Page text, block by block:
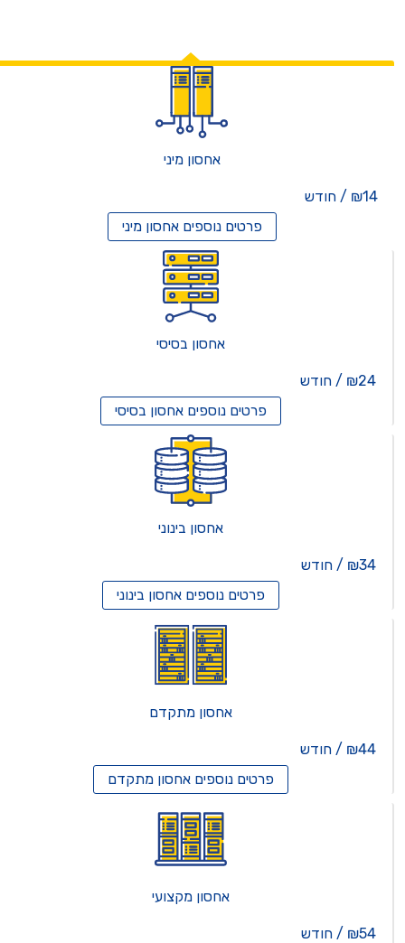
אחסון מיני
₪14 / חודש
פרטים נוספיםאחסון מיני
אחסון בסיסי
₪24 / חודש
פרטים נוספיםאחסון בסיסי
אחסון בינוני
₪34 / חודש
פרטים נוספיםאחסון בינוני
אחסון מתקדם
₪44 / חודש
פרטים נוספיםאחסון מתקדם
אחסון מקצועי
₪54 / חודש